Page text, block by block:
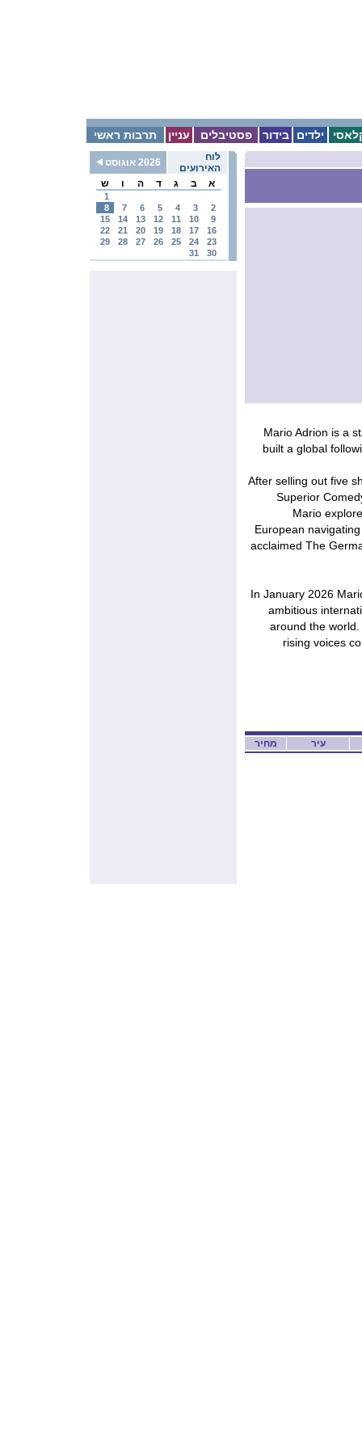
תרבות ראשי עניין פסטיבלים בידור ילדים
לוח
האירועים
2026 אוגוסט
א
ב ג ד ה ו ש
1
2
3
4
5
6
7
8
9
10
11
12
13
14
15
16
17
18
19
20
21
22
23
24
25
26
27
28
29
30
31
Mario Adrion is a
built a global
After selling out five
Superior
Mario
European
acclaimed The
In January 2026
ambitious
around the
rising voices
מחיר עיר